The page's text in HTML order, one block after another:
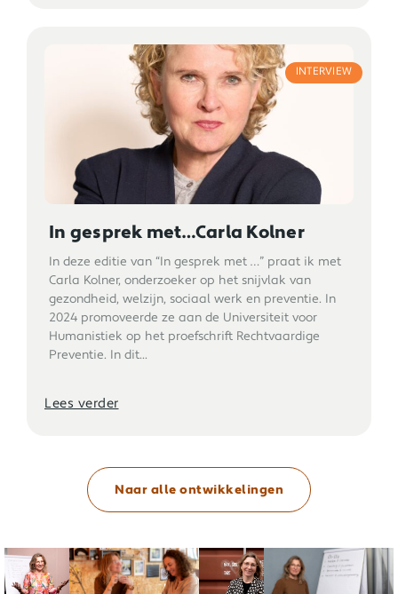
INTERVIEW
In gesprek met…Carla Kolner
In deze editie van “In gesprek met …” praat ik met
Carla Kolner, onderzoeker op het snijvlak van
gezondheid, welzijn, sociaal werk en preventie. In
2024 promoveerde ze aan de Universiteit voor
Humanistiek op het proefschrift Rechtvaardige
Preventie. In dit...
Lees verder
Naar alle ontwikkelingen